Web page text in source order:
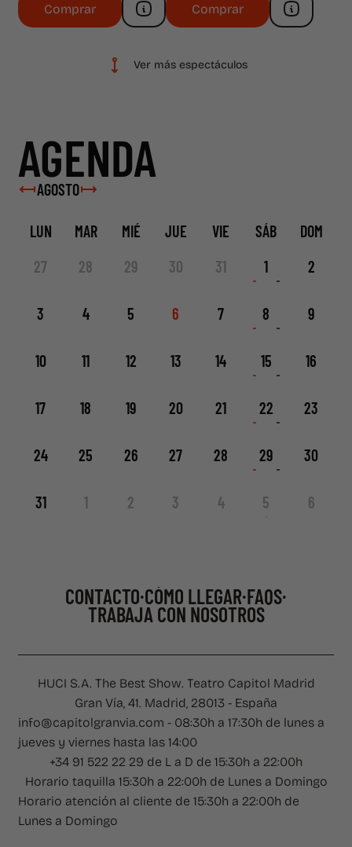
Comprar Comprar
Ver más espectáculos
AGENDA
AGOSTO
LUN MAR MIÉ JUE VIE SÁB
DOM
27
28 29 30 31 1 2
3 4 5 6 7 8 9
10 11 12 13 14 15 16
17 18 19 20 21 22 23
24 25 26 27 28 29 30
31 1 2 3 4 5 6
CONTACTO·CÓMO LLEGAR·FAQS·
TRABAJA CON NOSOTROS
TRABAJA CON NOSOTROS
HUCI S.A. The Best Show. Teatro Capitol Madrid
Gran Vía, 41. Madrid, 28013 - España
info@capitolgranvia.com - 08:30h a 17:30h de lunes a
jueves y viernes hasta las 14:00
+34 91 522 22 29 de L a D de 15:30h a 22:00h
Horario taquilla 15:30h a 22:00h de Lunes a Domingo
Horario atención al cliente de 15:30h a 22:00h de
Lunes a Domingo